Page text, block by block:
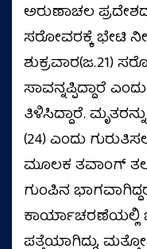
ಅರುಣಾಚಲ
ಸರೋವರಕ್ಕೆ ಭೇಟಿ
ಶುಕ್ರವಾರ(ಜ.21)
ಸಾವನ್ನಪ್ಪಿದ್ದಾರೆ
ತಿಳಿಸಿದ್ದಾರೆ.
(24) ಎಂದು
ಮೂಲಕ ತವಾಂಗ್
ಗುಂಪಿನ
ಕಾರ್ಯಾಚರಣೆಯಲ್ಲಿ
ಪತ್ತೆಯಾಗಿದ್ದು,